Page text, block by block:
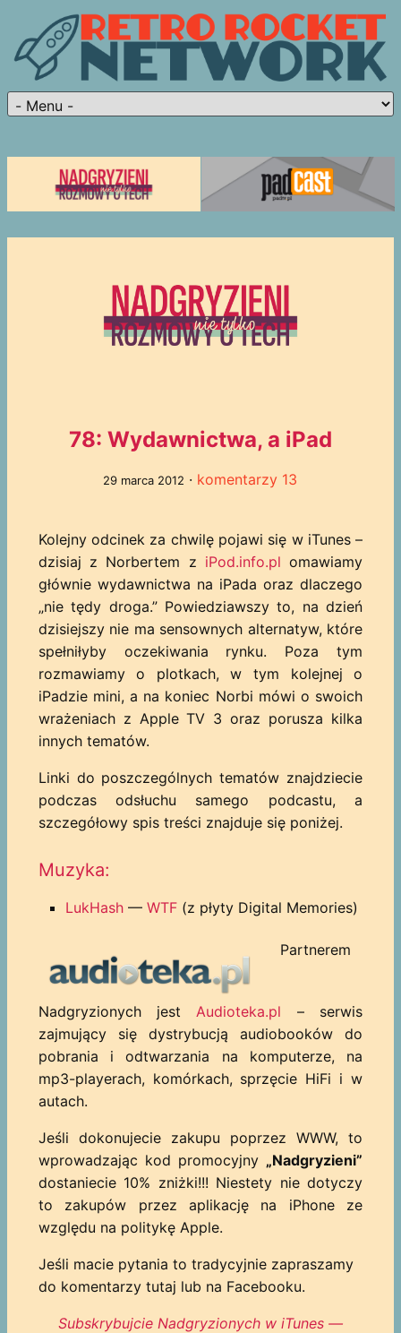
78: Wydawnictwa, a iPad
29 marca 2012 · komentarzy 13
Kolejny odcinek za chwilę pojawi się w iTunes –
dzisiaj z Norbertem z iPod.info.pl omawiamy
głównie wydawnictwa na iPada oraz dlaczego
„nie tędy droga.” Powiedziawszy to, na dzień
dzisiejszy nie ma sensownych alternatyw, które
spełniłyby oczekiwania rynku. Poza tym
rozmawiamy o plotkach, w tym kolejnej o
iPadzie mini, a na koniec Norbi mówi o swoich
wrażeniach z Apple TV 3 oraz porusza kilka
innych tematów.
Linki do poszczególnych tematów znajdziecie
podczas odsłuchu samego podcastu, a
szczegółowy spis treści znajduje się poniżej.
Muzyka:
LukHash— WTF(z płyty Digital Memories)
Partnerem
Nadgryzionych jest Audioteka.pl – serwis
zajmujący się dystrybucją audiobooków do
pobrania i odtwarzania na komputerze, na
mp3-playerach, komórkach, sprzęcie HiFi i w
autach.
Jeśli dokonujecie zakupu poprzez WWW, to
wprowadzając kod promocyjny „Nadgryzieni”
dostaniecie 10% zniżki!!! Niestety nie dotyczy
to zakupów przez aplikację na iPhone ze
względu na politykę Apple.
Jeśli macie pytania to tradycyjnie zapraszamy
do komentarzy tutaj lub na Facebooku.
Subskrybujcie Nadgryzionych w iTunes —